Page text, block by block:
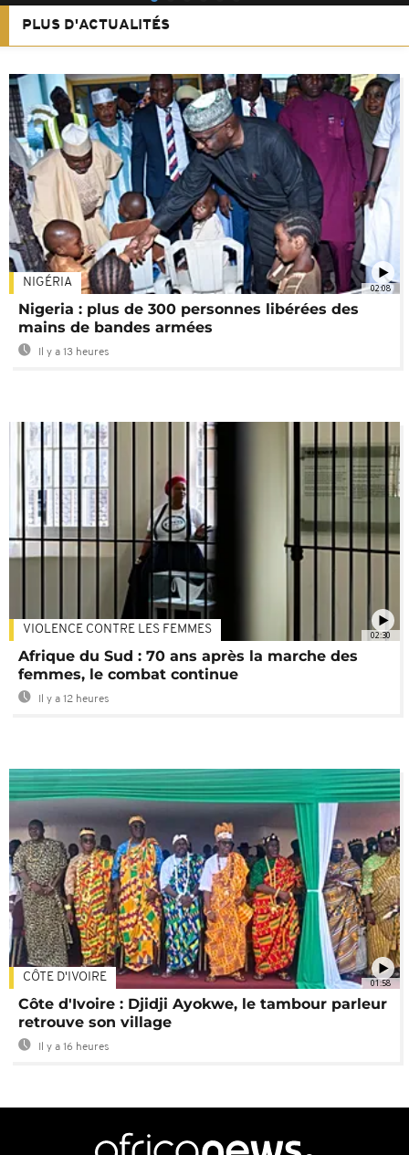
PLUS D'ACTUALITÉS
02:08
NIGÉRIA
Nigeria : plus de 300 personnes libérées des
mains de bandes armées
Il y a 13 heures
02:30
VIOLENCE CONTRE LES FEMMES
Afrique du Sud : 70 ans après la marche des
femmes, le combat continue
Il y a 12 heures
01:58
CÔTE D'IVOIRE
Côte d'Ivoire : Djidji Ayokwe, le tambour parleur
retrouve son village
Il y a 16 heures